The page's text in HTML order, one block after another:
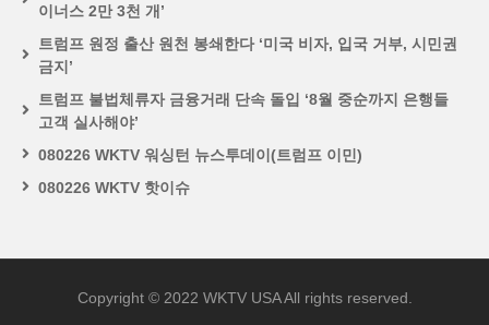
이너스 2만 3천 개’
트럼프 원정 출산 원천 봉쇄한다 ‘미국 비자, 입국 거부, 시민권
금지’
트럼프 불법체류자 금융거래 단속 돌입 ‘8월 중순까지 은행들
고객 실사해야’
080226 WKTV 워싱턴 뉴스투데이(트럼프 이민)
080226 WKTV 핫이슈
Copyright © 2022 WKTV USA All rights reserved.